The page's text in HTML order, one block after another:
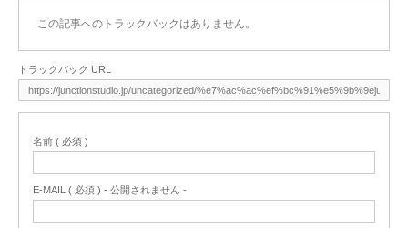
この記事へのトラックバックはありません。
トラックバック URL
名前 ( 必須 )
E-MAIL ( 必須 ) - 公開されません -